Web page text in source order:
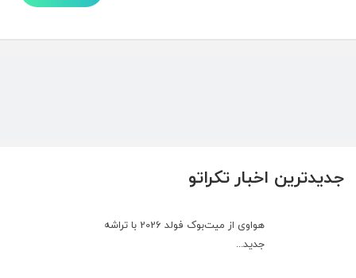
جدیدترین اخبار تکراتو
هواوی از میت‌بوک فولد 2026 با تراشه
جدید...